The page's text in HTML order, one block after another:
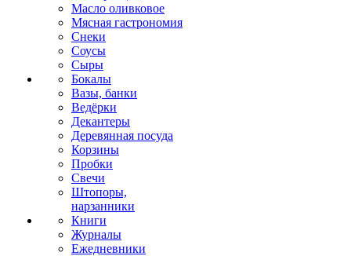
Масло оливковое
Мясная гастрономия
Снеки
Соусы
Сыры
Бокалы
Вазы, банки
Ведёрки
Декантеры
Деревянная посуда
Корзины
Пробки
Свечи
Штопоры,
нарзанники
Книги
Журналы
Ежедневники